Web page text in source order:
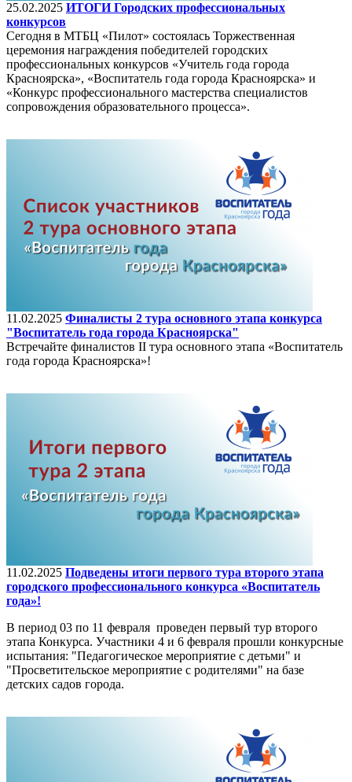
25.02.2025 ИТОГИ Городских профессиональных
конкурсов
Сегодня в МТБЦ «Пилот» состоялась Торжественная
церемония награждения победителей городских
профессиональных конкурсов «Учитель года города
Красноярска», «Воспитатель года города Красноярска» и
«Конкурс профессионального мастерства специалистов
сопровождения образовательного процесса».
11.02.2025 Финалисты 2 тура основного этапа конкурса
"Воспитатель года города Красноярска"
Встречайте финалистов II тура основного этапа «Воспитатель
года города Красноярска»!
11.02.2025 Подведены итоги первого тура второго этапа
городского профессионального конкурса «Воспитатель
года»!
В период 03 по 11 февраля проведен первый тур второго
этапа Конкурса. Участники 4 и 6 февраля прошли конкурсные
испытания: "Педагогическое мероприятие с детьми" и
"Просветительское мероприятие с родителями" на базе
детских садов города.